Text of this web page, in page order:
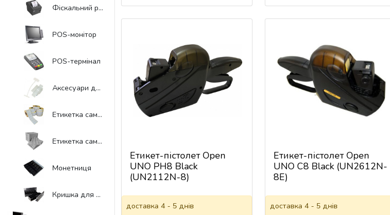
Фіскальний реєстратор
POS-монітор
POS-термінал
Аксесуари до торгівельного обладнання
Етикетка самоклеюча в рулонах
Етикетка самоклеюча в листах
Монетниця
Кришка для грошового ящика
Етикет-пістолет Open
UNO PH8 Black
(UN2112N-8)
доставка 4 - 5 днів
Етикет-пістолет Open
UNO C8 Black (UN2612N-
8E)
доставка 4 - 5 днів